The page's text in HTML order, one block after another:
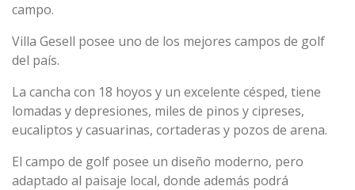
campo.
Villa Gesell posee uno de los mejores campos de golf
del país.
La cancha con 18 hoyos y un excelente césped, tiene
lomadas y depresiones, miles de pinos y cipreses,
eucaliptos y casuarinas, cortaderas y pozos de arena.
El campo de golf posee un diseño moderno, pero
adaptado al paisaje local, donde además podrá